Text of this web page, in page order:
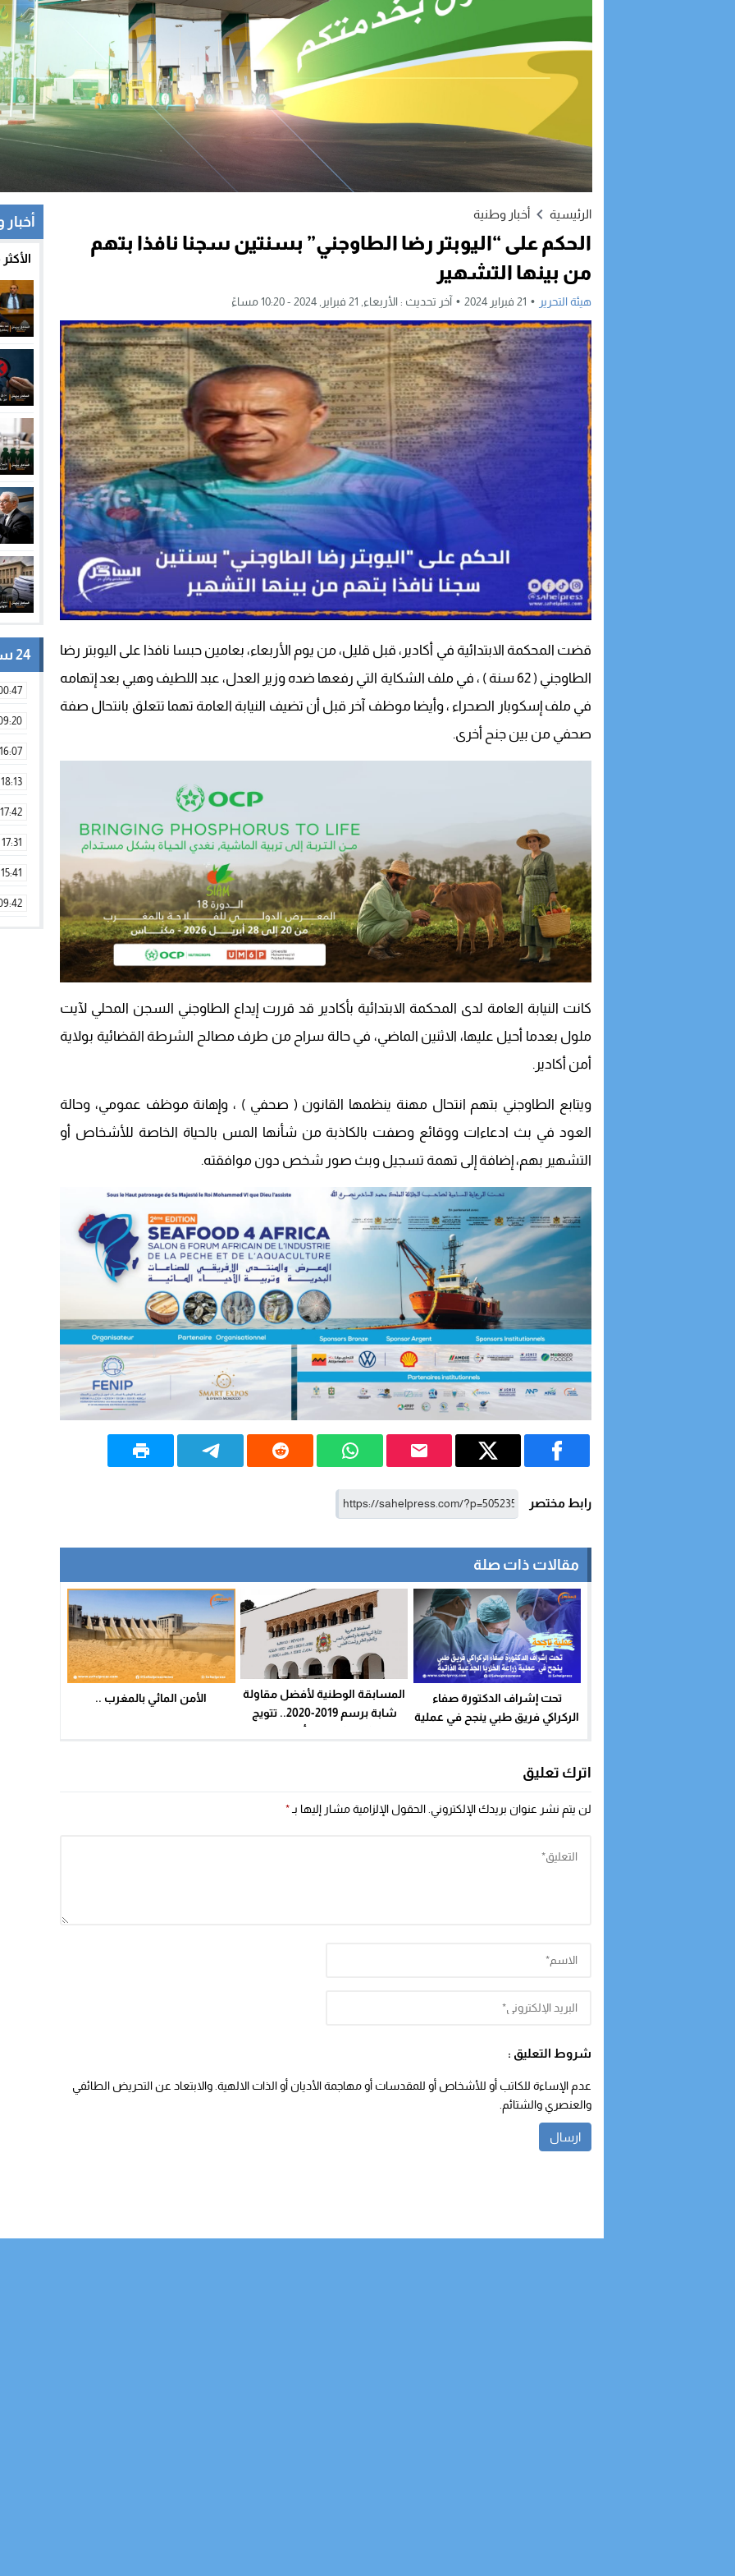
الرئيسية أخبار وطنية
الحكم على “اليوبتر رضا الطاوجني” بسنتين سجنا نافذا بتهم
من بينها التشهير
هيئة التحرير 21 فبراير 2024 آخر تحديث : الأربعاء, 21 فبراير, 2024 - 10:20 مساءً
قضت المحكمة الابتدائية في أكادير، قبل قليل، من يوم الأربعاء، بعامين حبسا نافذا على اليوبتر رضا
الطاوجني ( 62 سنة ) ، في ملف الشكاية التي رفعها ضده وزير العدل، عبد اللطيف وهبي بعد إتهامه
في ملف إسكوبار الصحراء ، وأيضا موظف آخر قبل أن تضيف النيابة العامة تهما تتعلق بانتحال صفة
صحفي من بين جنح أخرى.
كانت النيابة العامة لدى المحكمة الابتدائية بأكادير قد قررت إيداع الطاوجني السجن المحلي لآيت
ملول بعدما أحيل عليها، الاثنين الماضي، في حالة سراح من طرف مصالح الشرطة القضائية بولاية
أمن أكادير.
ويتابع الطاوجني بتهم انتحال مهنة ينظمها القانون ( صحفي ) ، وإهانة موظف عمومي، وحالة
العود في بث ادعاءات ووقائع وصفت بالكاذبة من شأنها المس بالحياة الخاصة للأشخاص أو
التشهير بهم، إضافة إلى تهمة تسجيل وبث صور شخص دون موافقته.
رابط مختصر
مقالات ذات صلة
تحت إشراف الدكتورة صفاء
الركراكي فريق طبي ينجح في عملية
المسابقة الوطنية لأفضل مقاولة
شابة برسم 2019-2020.. تتويج
ثلاث ثانويات تأهيلية
الأمن المائي بالمغرب ..
اترك تعليق
لن يتم نشر عنوان بريدك الإلكتروني. الحقول الإلزامية مشار إليها بـ *
شروط التعليق :
عدم الإساءة للكاتب أو للأشخاص أو للمقدسات أو مهاجمة الأديان أو الذات الالهية. والابتعاد عن التحريض الطائفي
والعنصري والشتائم.
24 ساعة
16:07
18:13
17:42
17:31
15:41